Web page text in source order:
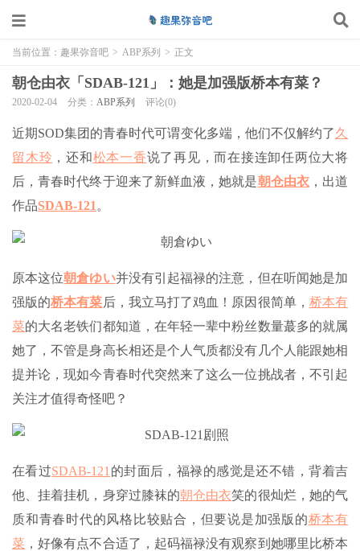
当前位置： 趣果弥音吧 > ABP系列 > 正文
朝仓由衣「SDAB-121」：她是加强版桥本有菜？
2020-02-04 分类： ABP系列 评论(0)
近期SOD集团的青春时代可谓变化多端，他们不仅解约了久
留木玲 ，还和松本一香说了再见，而在接连卸任两位大将
后，青春时代终于迎来了新鲜血液，她就是朝仓由衣，出道
作品SDAB-121 。
原本这位朝倉ゆい并没有引起福禄的注意，但在听闻她是加
强版的桥本有菜后，我立马打了鸡血！原因很简单， 桥本有
菜的大名老铁们都知道，在年轻一辈中粉丝数量蕞多的就属
她了，不管是身高长相还是个人气质都没有几个人能跟她相
提并论，现如今青春时代突然来了这么一位挑战者，不引起
关注才值得奇怪吧？
在看过SDAB-121 的封面后，福禄的感觉是还不错，背着吉
他、挂着挂机，身穿过膝袜的朝仓由衣笑的很灿烂，她的气
质和青春时代的风格比较贴合，但要说是加强版的桥本有
菜 ，好像有点不合适了，起码福禄没有观察到她哪里比桥本